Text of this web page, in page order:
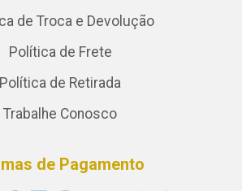
de Troca e Devolução
Política de Frete
Política de Retirada
Trabalhe Conosco
de Pagamento